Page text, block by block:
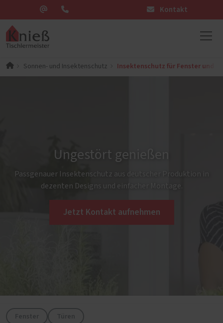
Kontakt
Sonnen- und Insektenschutz Insektenschutz für Fenster und
Ungestört genießen
Passgenauer Insektenschutz aus deutscher Produktion in
dezenten Designs und einfacher Montage.
Jetzt Kontakt aufnehmen